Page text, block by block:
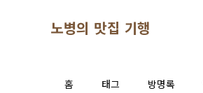
노병의 맛집 기행
홈 태그 방명록